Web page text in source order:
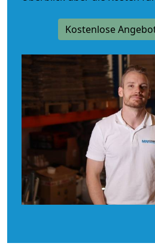
Kostenlose